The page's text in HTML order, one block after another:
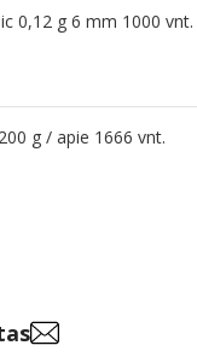
0,12 g 6 mm 1000 vnt.
g / apie 1666 vnt.